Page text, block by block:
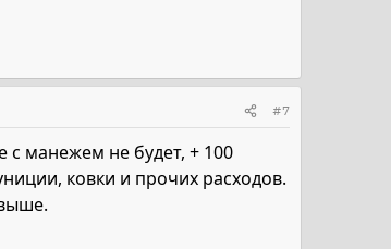
#7
манежем не будет, + 100
ковки и прочих расходов.